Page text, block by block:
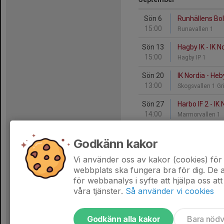
Sön 6
15:00
Runhällens
Runavallen 1
Sön 13
15:00
Hagby IK - IK
Hagby IP 1
Sön 20
13:00
IK Nordia -
Skogsvallen 1
Sön 27
14:00
Harbo IF 2 - IK
Marmorvallen 1
Oktober
Sön 4
11:00
IK Nordia - IK
Skogsvallen 1
Godkänn kakor
Vi använder oss av kakor (cookies)
webbplats ska fungera bra för dig. De
för webbanalys i syfte att hjälpa oss
våra tjänster. Så använder vi cookies
Godkänn alla kakor Bara